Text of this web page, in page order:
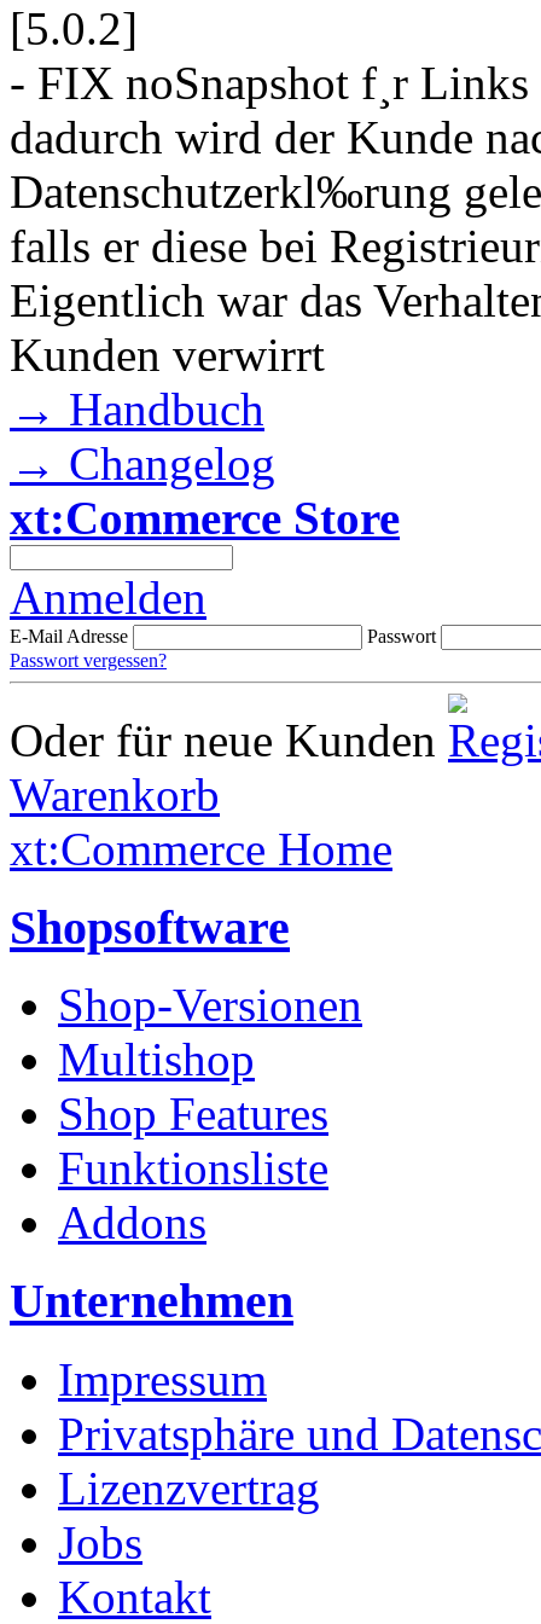
[5.0.2]
- FIX noSnapshot f¸r
dadurch wird der Kunde
Datenschutzerkl‰rung
falls er diese bei
Eigentlich war das
Kunden verwirrt
→ Handbuch
→ Changelog
xt:Commerce Store
Anmelden
E-Mail Adresse
Passwort
Passwort vergessen?
Oder für neue Kunden
Warenkorb
xt:Commerce Home
Shopsoftware
Shop-Versionen
Multishop
Shop Features
Funktionsliste
Addons
Unternehmen
Impressum
Privatsphäre und
Lizenzvertrag
Jobs
Kontakt